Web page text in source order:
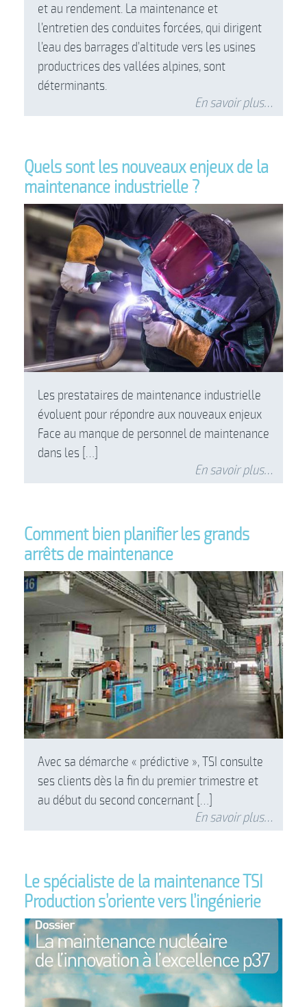
et au rendement. La maintenance et
l’entretien des conduites forcées, qui dirigent
l’eau des barrages d’altitude vers les usines
productrices des vallées alpines, sont
déterminants.
En savoir plus…
Quels sont les nouveaux enjeux de la
maintenance industrielle ?
Les prestataires de maintenance industrielle
évoluent pour répondre aux nouveaux enjeux
Face au manque de personnel de maintenance
dans les […]
En savoir plus…
Comment bien planifier les grands
arrêts de maintenance
Avec sa démarche « prédictive », TSI consulte
ses clients dès la fin du premier trimestre et
au début du second concernant […]
En savoir plus…
Le spécialiste de la maintenance TSI
Production s’oriente vers l’ingénierie